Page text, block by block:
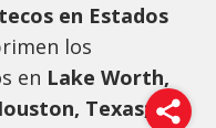
en Estados
los
en Lake Worth,
Texas; Los